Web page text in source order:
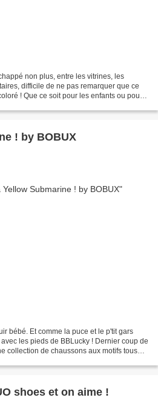
non plus, entre les vitrines, les
difficile de ne pas remarquer que ce
! Que ce soit pour les enfants ou pour
! by BOBUX
bébé. Et comme la puce et le p'tit gars
les pieds de BBLucky ! Dernier coup de
collection de chaussons aux motifs tous
shoes et on aime !